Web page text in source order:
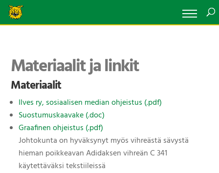
Materiaalit ja linkit
Materiaalit
Ilves ry, sosiaalisen median ohjeistus (.pdf)
Suostumuskaavake (.doc)
Graafinen ohjeistus (.pdf)
Johtokunta on hyväksynyt myös vihreästä sävystä
hieman poikkeavan Adidaksen vihreän C 341
käytettäväksi tekstiileissä